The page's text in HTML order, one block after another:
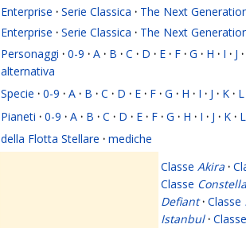
Enterprise · Serie Classica · The Next
Enterprise · Serie Classica · The Next
Personaggi · 0-9 · A · B · C · D · E · F · G · H · I · J ·
alternativa
Specie · 0-9 · A · B · C · D · E · F · G · H · I · J · K · L
Pianeti · 0-9 · A · B · C · D · E · F · G · H · I · J · K · L
della Flotta Stellare · mediche
Classe Akira ·
Classe
Defiant · Classe
Istanbul · Classe